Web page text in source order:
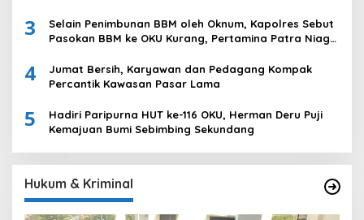
3
Selain Penimbunan BBM oleh Oknum, Kapolres Sebut
Pasokan BBM ke OKU Kurang, Pertamina Patra Niaga
4
Jumat Bersih, Karyawan dan Pedagang Kompak
Percantik Kawasan Pasar Lama
5
Hadiri Paripurna HUT ke-116 OKU, Herman Deru Puji
Kemajuan Bumi Sebimbing Sekundang
Hukum & Kriminal